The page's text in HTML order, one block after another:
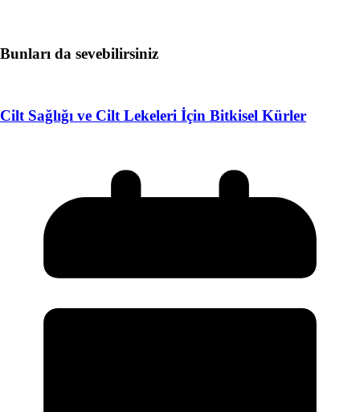
Bunları da sevebilirsiniz
Cilt Sağlığı ve Cilt Lekeleri İçin Bitkisel Kürler